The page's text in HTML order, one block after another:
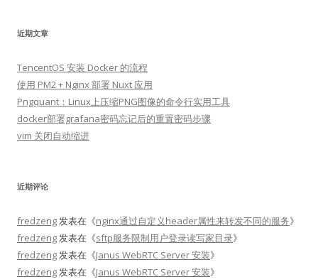
近期文章
TencentOS 安装 Docker 的流程
使用 PM2 + Nginx 部署 Nuxt 应用
Pngquant：Linux上压缩PNG图像的命令行实用工具
docker部署grafana密码忘记后的重置密码步骤
vim 关闭自动缩进
近期评论
fredzeng发表在《nginx通过自定义header属性来转发不同的服务》
fredzeng发表在《sftp服务限制用户登录读写家目录》
fredzeng发表在《Janus WebRTC Server 安装》
fredzeng发表在《Janus WebRTC Server 安装》